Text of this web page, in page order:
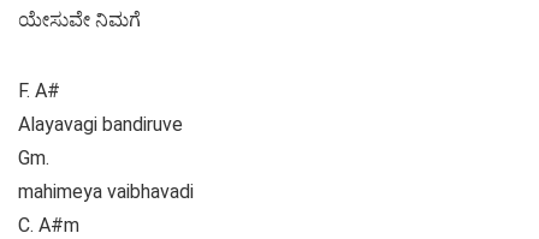
ಯೇಸುವೇ ನಿಮಗೆ
F. A#
Alayavagi bandiruve
Gm.
mahimeya vaibhavadi
C. A#m